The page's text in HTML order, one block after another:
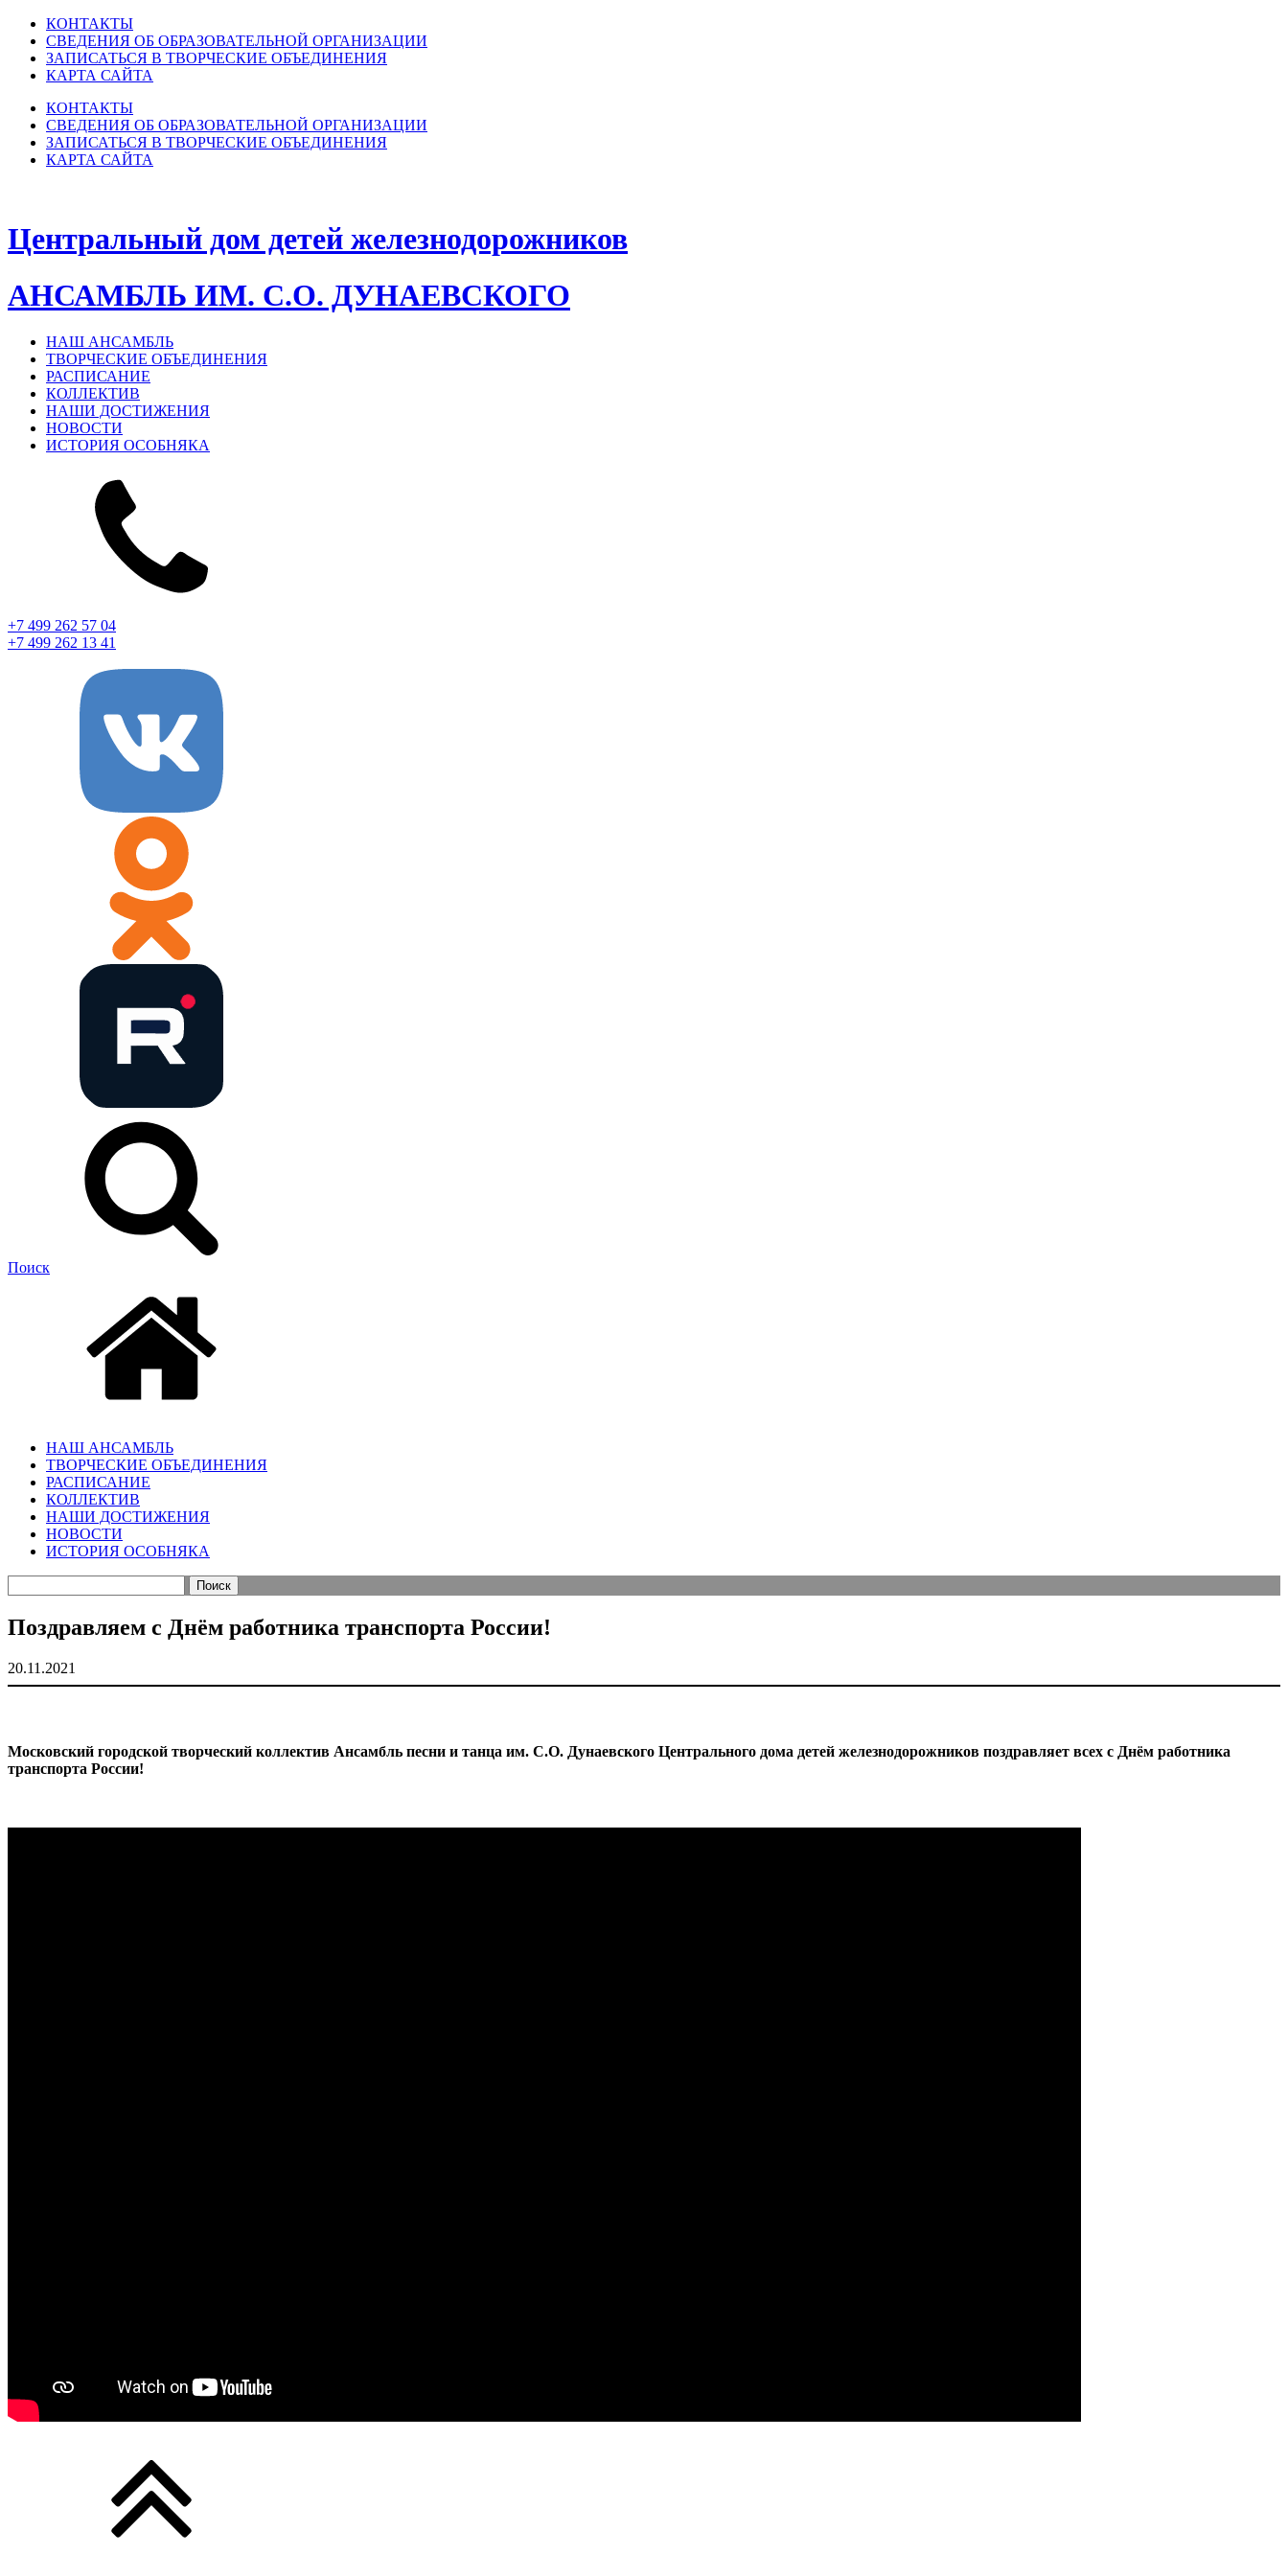
КОНТАКТЫ
СВЕДЕНИЯ ОБ ОБРАЗОВАТЕЛЬНОЙ ОРГАНИЗАЦИИ
ЗАПИСАТЬСЯ В ТВОРЧЕСКИЕ ОБЪЕДИНЕНИЯ
КАРТА САЙТА
КОНТАКТЫ
СВЕДЕНИЯ ОБ ОБРАЗОВАТЕЛЬНОЙ ОРГАНИЗАЦИИ
ЗАПИСАТЬСЯ В ТВОРЧЕСКИЕ ОБЪЕДИНЕНИЯ
КАРТА САЙТА
Центральный дом детей железнодорожников
АНСАМБЛЬ ИМ. С.О. ДУНАЕВСКОГО
НАШ АНСАМБЛЬ
ТВОРЧЕСКИЕ ОБЪЕДИНЕНИЯ
РАСПИСАНИЕ
КОЛЛЕКТИВ
НАШИ ДОСТИЖЕНИЯ
НОВОСТИ
ИСТОРИЯ ОСОБНЯКА
+7 499 262 57 04
+7 499 262 13 41
Поиск
НАШ АНСАМБЛЬ
ТВОРЧЕСКИЕ ОБЪЕДИНЕНИЯ
РАСПИСАНИЕ
КОЛЛЕКТИВ
НАШИ ДОСТИЖЕНИЯ
НОВОСТИ
ИСТОРИЯ ОСОБНЯКА
Поздравляем с Днём работника транспорта России!
20.11.2021
Московский городской творческий коллектив Ансамбль песни и танца им. С.О. Дунаевского Центрального дома детей железнодорожников поздравляет всех с Днём работника
транспорта России!